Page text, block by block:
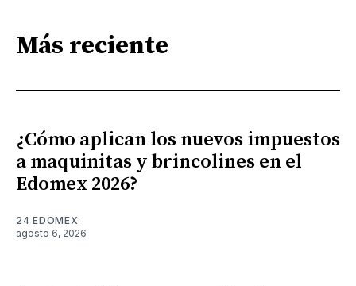
Más reciente
¿Cómo aplican los nuevos impuestos
a maquinitas y brincolines en el
Edomex 2026?
24 EDOMEX
agosto 6, 2026